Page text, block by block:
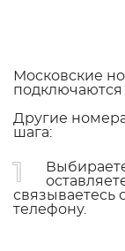
Московские
подключаются
Другие
шага:
1
связываетесь
телефону.